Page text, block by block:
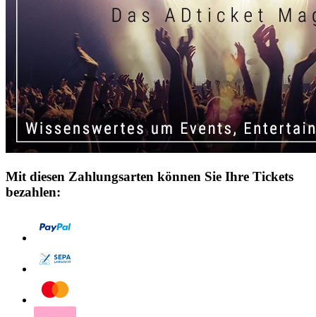
Mit diesen Zahlungsarten können Sie Ihre Tickets
bezahlen: